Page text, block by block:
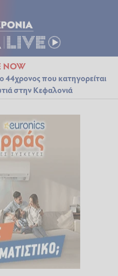
NOW
44χρονος που κατηγορείται
στην Κεφαλονιά